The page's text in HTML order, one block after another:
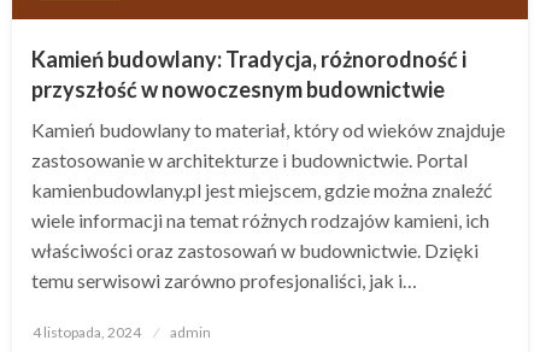
Kamień budowlany: Tradycja, różnorodność i
przyszłość w nowoczesnym budownictwie
Kamień budowlany to materiał, który od wieków znajduje
zastosowanie w architekturze i budownictwie. Portal
kamienbudowlany.pl jest miejscem, gdzie można znaleźć
wiele informacji na temat różnych rodzajów kamieni, ich
właściwości oraz zastosowań w budownictwie. Dzięki
temu serwisowi zarówno profesjonaliści, jak i…
Opublikowane
4 listopada, 2024 admin